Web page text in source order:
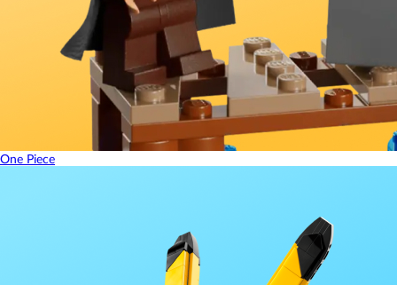
One Piece